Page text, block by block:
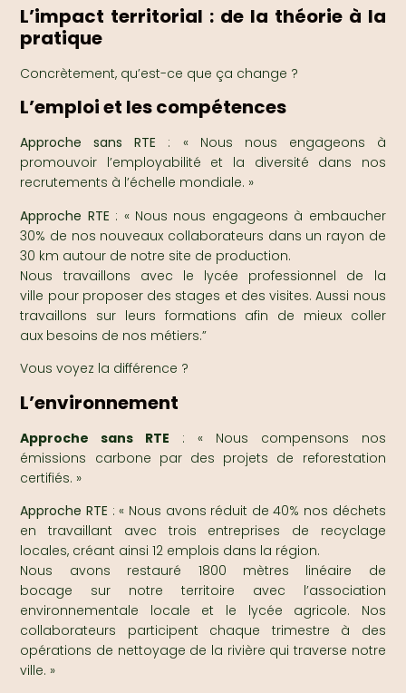
L’impact territorial : de la théorie à la
pratique
Concrètement, qu’est-ce que ça change ?
L’emploi et les compétences
Approche sans RTE : « Nous nous engageons à
promouvoir l’employabilité et la diversité dans nos
recrutements à l’échelle mondiale. »
Approche RTE : « Nous nous engageons à embaucher
30% de nos nouveaux collaborateurs dans un rayon de
30 km autour de notre site de production.
Nous travaillons avec le lycée professionnel de la
ville pour proposer des stages et des visites. Aussi nous
travaillons sur leurs formations afin de mieux coller
aux besoins de nos métiers.”
Vous voyez la différence ?
L’environnement
Approche sans RTE : « Nous compensons nos
émissions carbone par des projets de reforestation
certifiés. »
Approche RTE : « Nous avons réduit de 40% nos déchets
en travaillant avec trois entreprises de recyclage
locales, créant ainsi 12 emplois dans la région.
Nous avons restauré 1800 mètres linéaire de
bocage sur notre territoire avec l’association
environnementale locale et le lycée agricole. Nos
collaborateurs participent chaque trimestre à des
opérations de nettoyage de la rivière qui traverse notre
ville. »